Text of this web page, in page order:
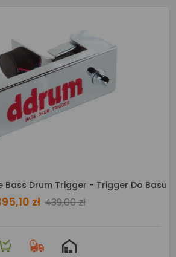
Bass Drum Trigger - Trigger Do Basu
zł 439,00 zł